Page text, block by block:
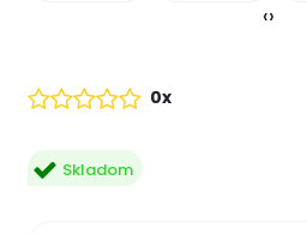
‹›
Skladom
0x